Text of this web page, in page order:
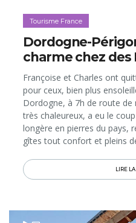
Tourisme France
Dordogne-
charme chez des
Françoise et Charles ont
pour ceux, bien plus
Dordogne, à 7h de route
très chaleureux, a eu le
longère en pierres du pays,
gîtes tout confort et pleins
LIRE